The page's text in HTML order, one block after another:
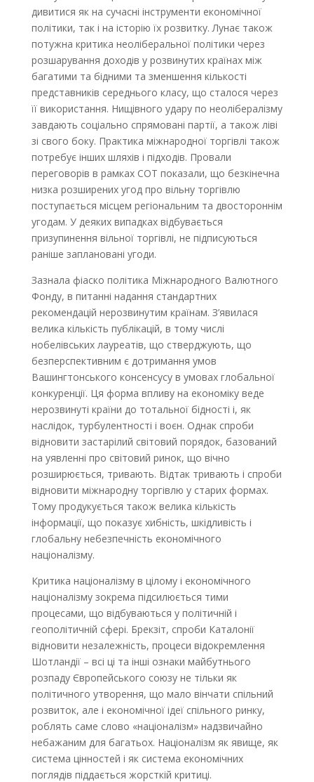
дивитися як на сучасні інструменти економічної
політики, так і на історію їх розвитку. Лунає також
потужна критика неоліберальної політики через
розшарування доходів у розвинутих країнах між
багатими та бідними та зменшення кількості
представників середнього класу, що сталося через
її використання. Нищівного удару по неолібералізму
завдають соціально спрямовані партії, а також ліві
зі свого боку. Практика міжнародної торгівлі також
потребує інших шляхів і підходів. Провали
переговорів в рамках СОТ показали, що безкінечна
низка розширених угод про вільну торгівлю
поступається місцем регіональним та двостороннім
угодам. У деяких випадках відбувається
призупинення вільної торгівлі, не підписуються
раніше заплановані угоди.
Зазнала фіаско політика Міжнародного Валютного
Фонду, в питанні надання стандартних
рекомендацій нерозвинутим країнам. З’явилася
велика кількість публікацій, в тому числі
нобелівських лауреатів, що стверджують, що
безперспективним є дотримання умов
Вашингтонського консенсусу в умовах глобальної
конкуренції. Ця форма впливу на економіку веде
нерозвинуті країни до тотальної бідності і, як
наслідок, турбулентності і воєн. Однак спроби
відновити застарілий світовий порядок, базований
на уявленні про світовий ринок, що вічно
розширюється, тривають. Відтак тривають і спроби
відновити міжнародну торгівлю у старих формах.
Тому продукується також велика кількість
інформації, що показує хибність, шкідливість і
глобальну небезпечність економічного
націоналізму.
Критика націоналізму в цілому і економічного
націоналізму зокрема підсилюється тими
процесами, що відбуваються у політичній і
геополітичній сфері. Брекзіт, спроби Каталонії
відновити незалежність, процеси відокремлення
Шотландії – всі ці та інші ознаки майбутнього
розпаду Європейського союзу не тільки як
політичного утворення, що мало вінчати спільний
розвиток, але і економічної ідеї спільного ринку,
роблять саме слово «націоналізм» надзвичайно
небажаним для багатьох. Націоналізм як явище, як
система цінностей і як система економічних
поглядів піддається жорсткій критиці.